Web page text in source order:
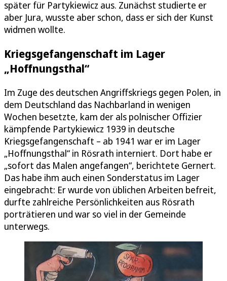
später für Partykiewicz aus. Zunächst studierte er
aber Jura, wusste aber schon, dass er sich der Kunst
widmen wollte.
Kriegsgefangenschaft im Lager
„Hoffnungsthal“
Im Zuge des deutschen Angriffskriegs gegen Polen, in
dem Deutschland das Nachbarland in wenigen
Wochen besetzte, kam der als polnischer Offizier
kämpfende Partykiewicz 1939 in deutsche
Kriegsgefangenschaft – ab 1941 war er im Lager
„Hoffnungsthal“ in Rösrath interniert. Dort habe er
„sofort das Malen angefangen“, berichtete Gernert.
Das habe ihm auch einen Sonderstatus im Lager
eingebracht: Er wurde von üblichen Arbeiten befreit,
durfte zahlreiche Persönlichkeiten aus Rösrath
porträtieren und war so viel in der Gemeinde
unterwegs.